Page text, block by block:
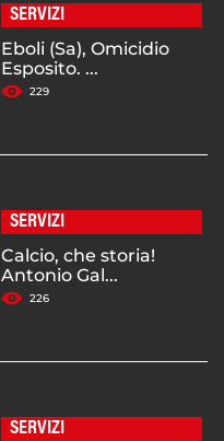
SERVIZI
Eboli (Sa), Omicidio
Esposito. ...
229
SERVIZI
Calcio, che storia!
Antonio Gal...
226
SERVIZI